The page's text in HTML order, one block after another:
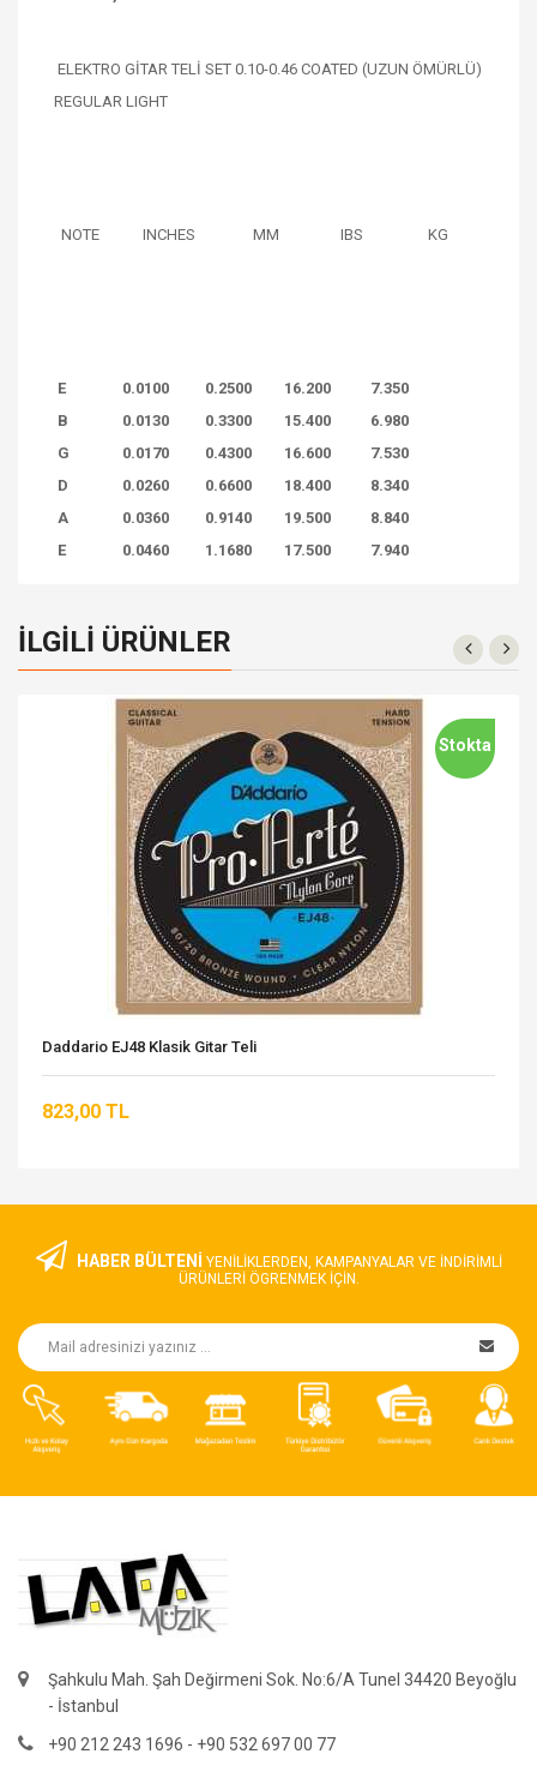
ELEKTRO GİTAR TELİ SET 0.10-0.46 COATED (UZUN ÖMÜRLÜ)
REGULAR LIGHT
NOTE INCHES MM IBS KG
E 0.0100 0.2500 16.200
7.350
B
0.0130 0.3300 15.400
6.980
G
0.0170 0.4300 16.600
7.530
D
0.0260 0.6600 18.400
8.340
A
0.0360 0.9140 19.500
8.840
E
0.0460 1.1680 17.500 7.940
İLGILI ÜRÜNLER
Stokta
Daddario EJ48 Klasik Gitar Teli
823,00 TL
HABER BÜLTENİ YENILIKLERDEN, KAMPANYALAR VE INDIRIMLI
ÜRÜNLERI ÖGRENMEK IÇIN.
Şahkulu Mah. Şah Değirmeni Sok. No:6/A Tunel 34420 Beyoğlu
- İstanbul
+90 212 243 1696 - +90 532 697 00 77